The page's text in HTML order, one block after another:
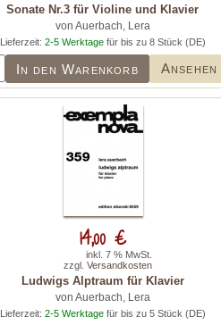
Sonate Nr.3 für Violine und Klavier
von Auerbach, Lera
Lieferzeit: 2-5 Werktagefür bis zu 8 Stück (DE)
In den Warenkorb Ansehen
Ludwigs Alptraum für Klavier
von Auerbach, Lera
Lieferzeit: 2-5 Werktagefür bis zu 5 Stück (DE)
14,00 €
inkl. 7 % MwSt.
zzgl. Versandkosten